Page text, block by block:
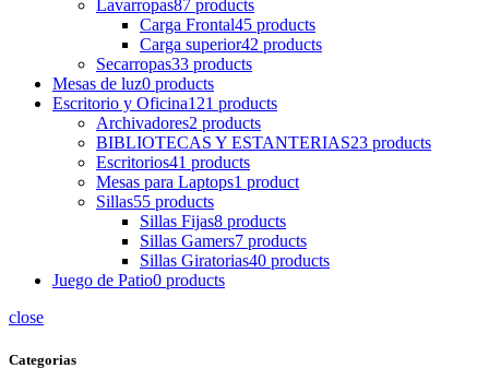
Lavarropas87 products
Carga Frontal45 products
Carga superior42 products
Secarropas33 products
Mesas de luz0 products
Escritorio y Oficina121 products
Archivadores2 products
BIBLIOTECAS Y ESTANTERIAS23 products
Escritorios41 products
Mesas para Laptops1 product
Sillas55 products
Sillas Fijas8 products
Sillas Gamers7 products
Sillas Giratorias40 products
Juego de Patio0 products
close
Categorias